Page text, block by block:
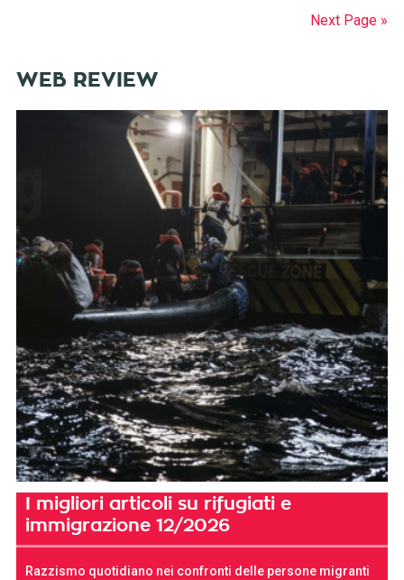
Next Page »
WEB REVIEW
I migliori articoli su rifugiati e
immigrazione 12/2026
Razzismo quotidiano nei confronti delle persone migranti